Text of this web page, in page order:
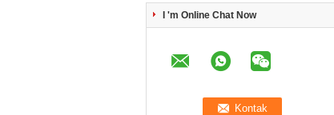
I 'm Online Chat Now